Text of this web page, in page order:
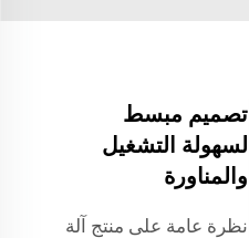
تصميم مبسط
لسهولة التشغيل
والمناورة
نظرة عامة على منتج آلة